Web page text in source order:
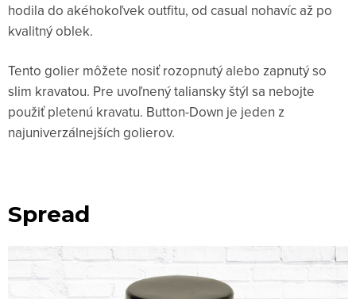
hodila do akéhokoľvek outfitu, od casual nohavíc až po
kvalitný oblek.
Tento golier môžete nosiť rozopnutý alebo zapnutý so
slim kravatou. Pre uvoľnený taliansky štýl sa nebojte
použiť pletenú kravatu. Button-Down je jeden z
najuniverzálnejších golierov.
Spread